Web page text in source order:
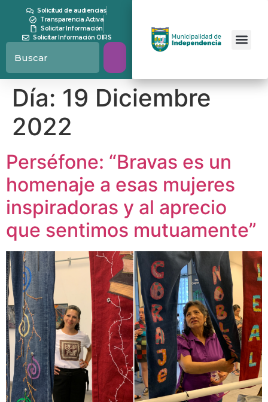
contenidoSolicitud de audiencias
Transparencia Activa
Solicitar Información
Solicitar Información OIRS
Día: 19 Diciembre
2022
Perséfone: “Bravas es un
homenaje a esas mujeres
inspiradoras y al aprecio
que sentimos mutuamente”